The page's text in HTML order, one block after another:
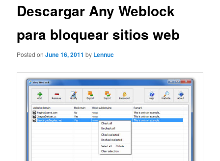
Descargar Any Weblock
para bloquear sitios web
Posted onJune 16, 2011 by Lennuc